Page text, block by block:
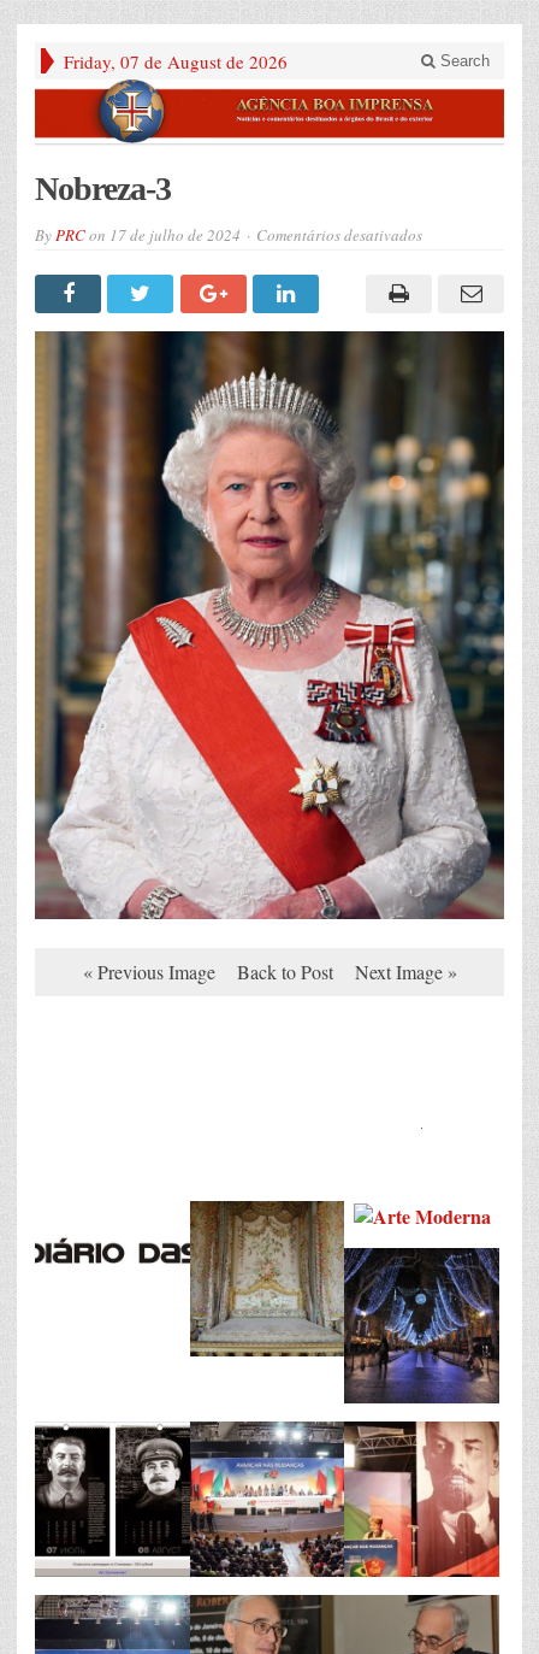
Friday, 07 de August de 2026 Search
Nobreza-3
ByPRCon 17 de julho de 2024 Comentários desativadosem
« Previous Image Back to Post Next Image »